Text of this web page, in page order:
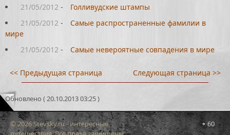
21/05/2012 -
Голливудские штампы
21/05/2012 -
Самые распространенные фамилии в
мире
21/05/2012 - Самые невероятные совпадения в мире
<< Предыдущая страница Следующая страница >>
Обновлено ( 20.10.2013 03:25 )
60
© 2026 Stevsky.ru - интересные